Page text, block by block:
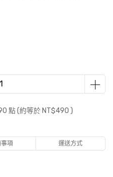
點 (約等於 NT$490 )
項 運送方式